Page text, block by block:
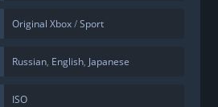
Original Xbox/Sport
Russian, English, Japanese
ISO